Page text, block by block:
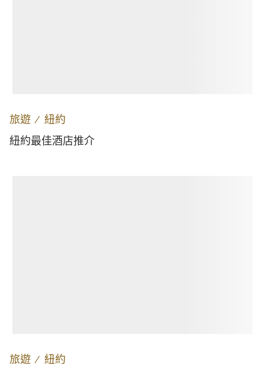
旅遊 ∕ 紐約
紐約最佳酒店推介
旅遊 ∕ 紐約